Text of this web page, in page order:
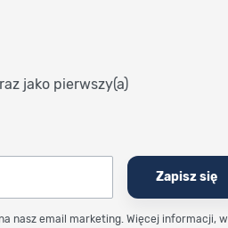
jako pierwszy(a)
nasz email marketing. Więcej informacji, w
Zapisz się